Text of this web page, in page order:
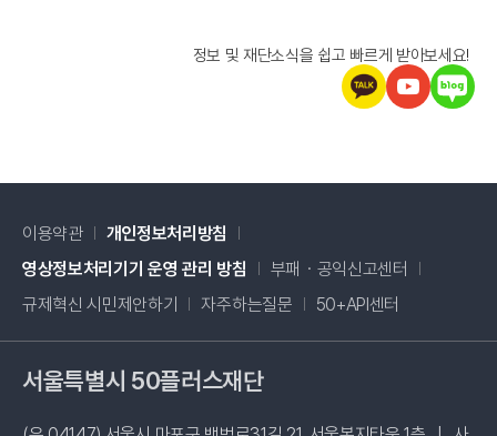
정보 및 재단소식을 쉽고 빠르게 받아보세요!
이용약관
개인정보처리방침
영상정보처리기기 운영 관리 방침
부패・공익신고센터 새창 열림
규제혁신 시민제안하기 새창 열림
자주하는질문 50+API센터
서울특별시 50플러스재단